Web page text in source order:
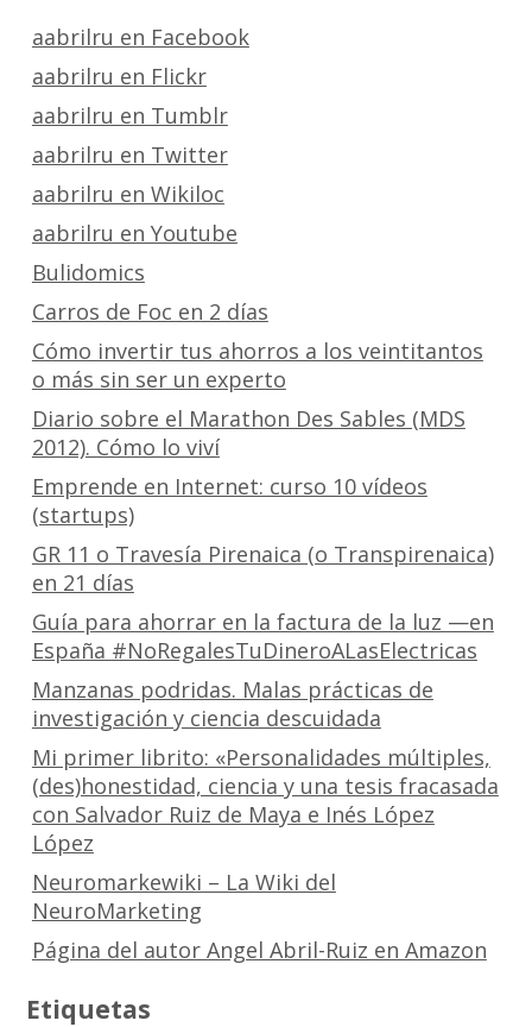
aabrilru en Facebook
aabrilru en Flickr
aabrilru en Tumblr
aabrilru en Twitter
aabrilru en Wikiloc
aabrilru en Youtube
Bulidomics
Carros de Foc en 2 días
Cómo invertir tus ahorros a los veintitantos
o más sin ser un experto
Diario sobre el Marathon Des Sables (MDS
2012). Cómo lo viví
Emprende en Internet: curso 10 vídeos
(startups)
GR 11 o Travesía Pirenaica (o Transpirenaica)
en 21 días
Guía para ahorrar en la factura de la luz —en
España #NoRegalesTuDineroALasElectricas
Manzanas podridas. Malas prácticas de
investigación y ciencia descuidada
Mi primer librito: «Personalidades múltiples,
(des)honestidad, ciencia y una tesis fracasada
con Salvador Ruiz de Maya e Inés López
López
Neuromarkewiki – La Wiki del
NeuroMarketing
Página del autor Angel Abril-Ruiz en Amazon
Etiquetas